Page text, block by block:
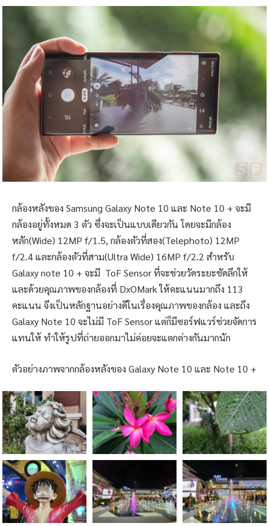
กล้องหลังของ Samsung Galaxy Note 10 และ Note 10 + จะมี
กล้องอยู่ทั้งหมด 3 ตัว ซึ่งจะเป็นแบบเดียวกัน โดยจะมีกล้อง
หลัก(Wide) 12MP f/1.5, กล้องตัวที่สอง(Telephoto) 12MP
f/2.4 และกล้องตัวที่สาม(Ultra Wide) 16MP f/2.2 สำหรับ
Galaxy note 10 + จะมี ToF Sensor ที่จะช่วยวัดระยะชัดลึกให้
และด้วยคุณภาพของกล้องที่ DxOMark ให้คะแนนมากถึง 113
คะแนน จึงเป็นหลักฐานอย่างดีในเรื่องคุณภาพของกล้อง และถึง
Galaxy Note 10 จะไม่มี ToF Sensor แต่ก็มีซอร์ฟแวร์ช่วยจัดการ
แทนให้ ทำให้รูปที่ถ่ายออกมาไม่ค่อยจะแตกต่างกันมากนัก
ตัวอย่างภาพจากกล้องหลังของ Galaxy Note 10 และ Note 10 +